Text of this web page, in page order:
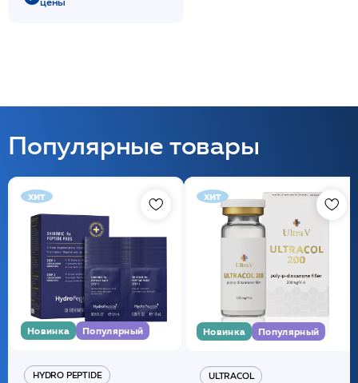
Популярные товары
хит
Новинка Популярный
HYDRO PEPTIDE
хит
Новинка Популярный
ULTRACOL